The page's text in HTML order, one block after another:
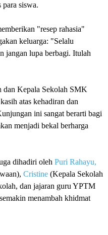
para siswa.
"resep rahasia"
keluarga: "Selalu
jangan lupa berbagi. Itulah
dan Kepala Sekolah SMK
atas kehadiran dan
ini sangat berarti bagi
menjadi bekal berharga
dihadiri oleh Puri Rahayu,
Cristine (Kepala Sekolah
dan jajaran guru YPTM
menambah khidmat